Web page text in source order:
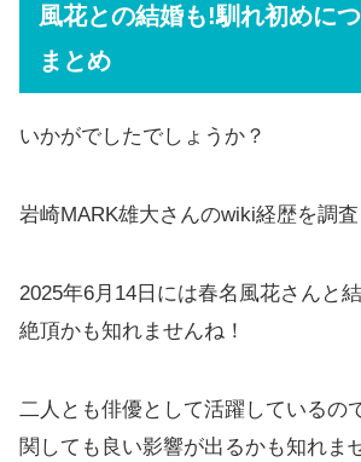
風花との結婚も!馴れ初めに
まとめ
いかがでしたでしょうか？
岩崎MARK雄大さんのwiki経歴を調査
2025年6月14日には春名風花さんと
絶頂かも知れませんね！
二人とも俳優として活躍しているの
関しても良い影響が出るかも知れま